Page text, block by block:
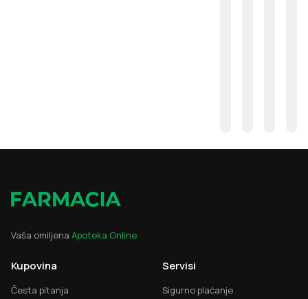
Vaša omiljena Apoteka Online
Kupovina
Česta pitanja
Servisi
Sigurno plaćanje